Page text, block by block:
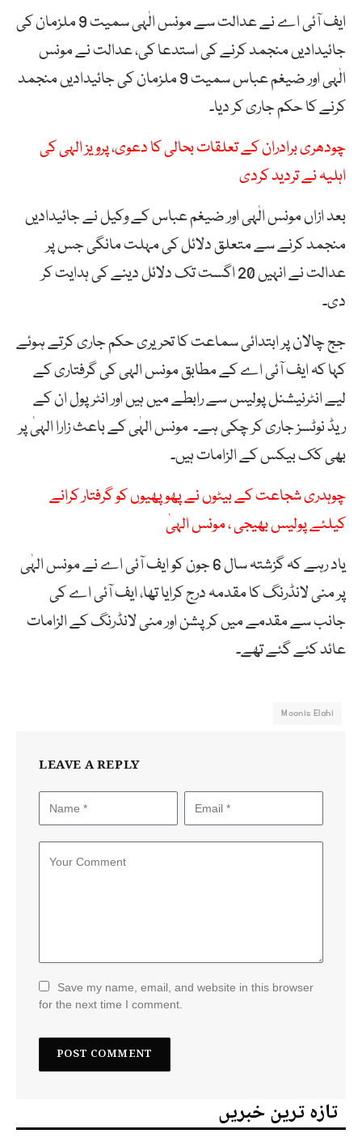
ایف آئی اے نے عدالت سے مونس الٰہی سمیت 9 ملزمان کی
جائیدادیں منجمد کرنے کی استدعا کی، عدالت نے مونس
الٰہی اور ضیغم عباس سمیت 9 ملزمان کی جائیدادیں منجمد
کرنے کا حکم جاری کر دیا۔
چودھری برادران کے تعلقات بحالی کا دعوی، پرویز الہی کی
اہلیہ نے تردید کردی
بعد ازاں مونس الٰہی اور ضیغم عباس کے وکیل نے جائیدادیں
منجمد کرنے سے متعلق دلائل کی مہلت مانگی جس پر
عدالت نے انہیں 20 اگست تک دلائل دینے کی ہدایت کر
دی۔
جج چالان پر ابتدائی سماعت کا تحریری حکم جاری کرتے ہوئے
کہا کہ ایف آئی اے کے مطابق مونس الہی کی گرفتاری کے
لیے انٹرنیشنل پولیس سے رابطے میں ہیں اور انٹر پول ان کے
ریڈ نوٹسز جاری کر چکی ہے۔ مونس الہٰی کے باعث زارا الہیٰ پر
بھی کک بیکس کے الزامات ہیں۔
چوہدری شجاعت کے بیٹوں نے پھوپھیوں کو گرفتار کرانے
کیلئے پولیس بھیجی ، مونس الہیٰ
یاد رہے کہ گزشتہ سال 6 جون کو ایف آئی اے نے مونس الہٰی
پر منی لانڈرنگ کا مقدمہ درج کرایا تھا، ایف آئی اے کی
جانب سے مقدمے میں کرپشن اور منی لانڈرنگ کے الزامات
عائد کئے گئے تھے۔
Moonis Elahi
LEAVE A REPLY
Save my name, email, and website in this browser
for the next time I comment.
تازہ ترین خبریں